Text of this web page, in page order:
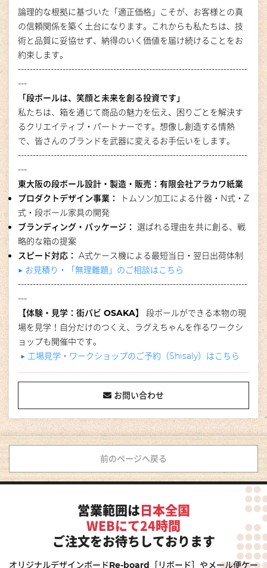
論理的な根拠に基づいた「適正価格」こそが、お客様との真
の信頼関係を築く土台になります。これからも私たちは、技
術と品質に妥協せず、納得のいく価値を届け続けることをお
約束します。
-----------------------------------------------------------------------------
---
「段ボールは、笑顔と未来を創る投資です」
私たちは、箱を通じて商品の魅力を伝え、困りごとを解決す
るクリエイティブ・パートナーです。 想像し創造する情熱
で、皆さんのブランドを武器に変えるお手伝いをします。
-----------------------------------------------------------------------------
---
東大阪の段ボール設計・製造・販売：有限会社アラカワ紙業
プロダクトデザイン事業：
トムソン加工による什器・N式・Z
式・段ボール家具の開発
ブランディング・パッケージ： 選ばれる理由を共に創る、戦
略的な箱の提案
スピード対応： A式ケース機による最短当日・翌日出荷体制
▶︎ お見積り・「無理難題」のご相談はこちら
-----------------------------------------------------------------------------
---
【体験・見学：街パビ OSAKA】
段ボールができる本物の現
場を見学！自分だけのつくえ、ラグえちゃんを作るワークシ
ョップも開催中です。
▶︎ 工場見学・ワークショップのご予約（Shisaly）はこちら
お問い合わせ
前のページへ戻る
営業範囲は日本全国
WEBにて24時間
ご注文をお待ちしております
オリジナルデザインボードRe-board［リボード］やメール便ケー